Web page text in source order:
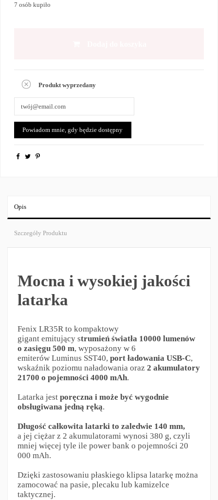
7 osób kupiło
Produkt wyprzedany
Opis
Szczegóły Produktu
Mocna i wysokiej jakości
latarka
Fenix LR35R to kompaktowy
gigant emitujący strumień światła 10000 lumenów
o zasięgu 500 m, wyposażony w 6
emiterów Luminus SST40, port ładowania USB-C,
wskaźnik poziomu naładowania oraz 2 akumulatory
21700 o pojemności 4000 mAh.
Latarka jest poręczna i może być wygodnie
obsługiwana jedną ręką.
Długość całkowita latarki to zaledwie 140 mm,
a jej ciężar z 2 akumulatorami wynosi 380 g, czyli
mniej więcej tyle ile power bank o pojemności 20
000 mAh.
Dzięki zastosowaniu płaskiego klipsa latarkę można
zamocować na pasie, plecaku lub kamizelce
taktycznej.